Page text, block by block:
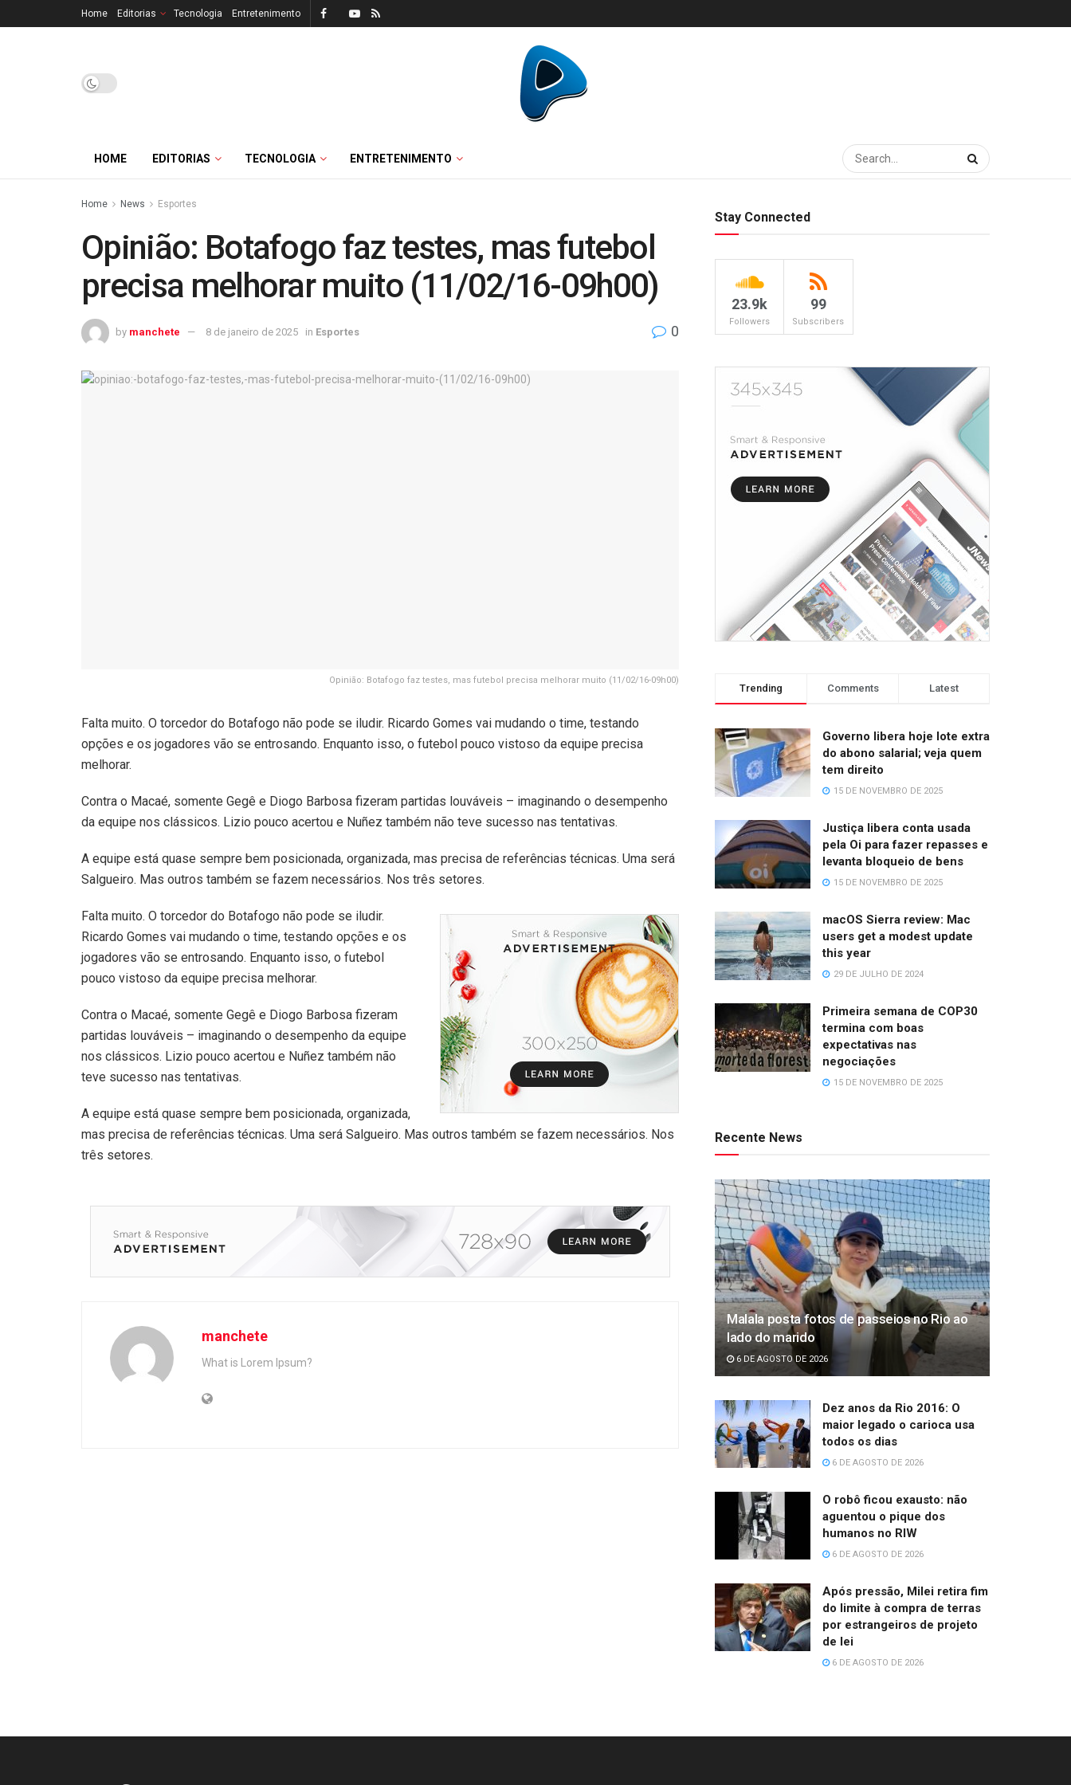
Home Editorias Tecnologia Entretenimento
HOME EDITORIAS TECNOLOGIA ENTRETENIMENTO
Home News Esportes
Opinião: Botafogo faz testes, mas futebol
precisa melhorar muito (11/02/16-09h00)
by manchete 8 de janeiro de 2025 in Esportes 0
Opinião: Botafogo faz testes, mas futebol precisa melhorar muito (11/02/16-09h00)
Falta muito. O torcedor do Botafogo não pode se iludir. Ricardo Gomes vai mudando o time, testando
opções e os jogadores vão se entrosando. Enquanto isso, o futebol pouco vistoso da equipe precisa
melhorar.
Contra o Macaé, somente Gegê e Diogo Barbosa fizeram partidas louváveis – imaginando o desempenho
da equipe nos clássicos. Lizio pouco acertou e Nuñez também não teve sucesso nas tentativas.
A equipe está quase sempre bem posicionada, organizada, mas precisa de referências técnicas. Uma será
Salgueiro. Mas outros também se fazem necessários. Nos três setores.
Falta muito. O torcedor do Botafogo não pode se iludir.
Ricardo Gomes vai mudando o time, testando opções e os
jogadores vão se entrosando. Enquanto isso, o futebol
pouco vistoso da equipe precisa melhorar.
Contra o Macaé, somente Gegê e Diogo Barbosa fizeram
partidas louváveis – imaginando o desempenho da equipe
nos clássicos. Lizio pouco acertou e Nuñez também não
teve sucesso nas tentativas.
A equipe está quase sempre bem posicionada, organizada,
mas precisa de referências técnicas. Uma será Salgueiro. Mas outros também se fazem necessários. Nos
três setores.
manchete
What is Lorem Ipsum?
Stay Connected
23.9k
Followers
99
Subscribers
Trending Comments Latest
Governo libera hoje lote extra
do abono salarial; veja quem
tem direito
15 DE NOVEMBRO DE 2025
Justiça libera conta usada
pela Oi para fazer repasses e
levanta bloqueio de bens
15 DE NOVEMBRO DE 2025
macOS Sierra review: Mac
users get a modest update
this year
29 DE JULHO DE 2024
Primeira semana de COP30
termina com boas
expectativas nas
negociações
15 DE NOVEMBRO DE 2025
Recente News
Malala posta fotos de passeios no Rio ao
lado do marido
6 DE AGOSTO DE 2026
Dez anos da Rio 2016: O
maior legado o carioca usa
todos os dias
6 DE AGOSTO DE 2026
O robô ficou exausto: não
aguentou o pique dos
humanos no RIW
6 DE AGOSTO DE 2026
Após pressão, Milei retira fim
do limite à compra de terras
por estrangeiros de projeto
de lei
6 DE AGOSTO DE 2026